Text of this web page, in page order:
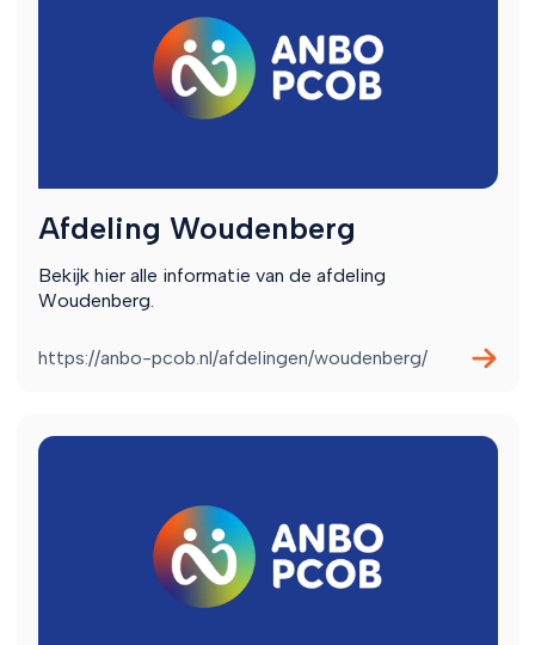
Afdeling Woudenberg
Bekijk hier alle informatie van de afdeling
Woudenberg.
https://anbo-pcob.nl/afdelingen/woudenberg/